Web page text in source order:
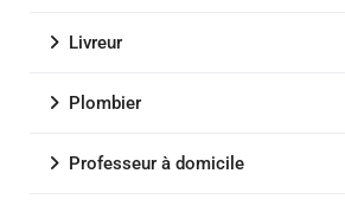
Livreur
Plombier
Professeur à domicile